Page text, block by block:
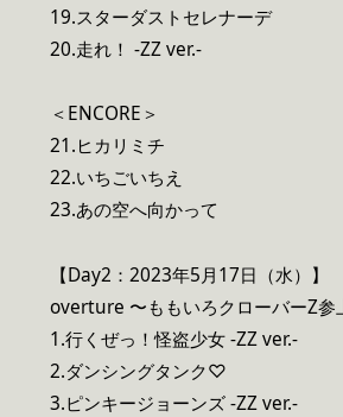
19.スターダストセレナーデ
20.走れ！ -ZZ ver.-
＜ENCORE＞
21.ヒカリミチ
22.いちごいちえ
23.あの空へ向かって
【Day2：2023年5月17日（水）】
overture 〜ももいろクローバーZ参
1.行くぜっ！怪盗少女 -ZZ ver.-
2.ダンシングタンク♡
3.ピンキージョーンズ -ZZ ver.-